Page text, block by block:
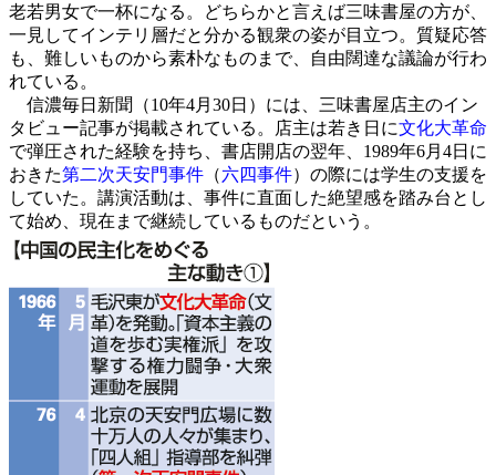
老若男女で一杯になる。どちらかと言えば三味書屋の方が、
一見してインテリ層だと分かる観衆の姿が目立つ。質疑応答
も、難しいものから素朴なものまで、自由闊達な議論が行わ
れている。
信濃毎日新聞（10年4月30日）には、三味書屋店主のイン
タビュー記事が掲載されている。店主は若き日に文化大革命
で弾圧された経験を持ち、書店開店の翌年、1989年6月4日に
おきた第二次天安門事件 （六四事件）の際には学生の支援を
していた。講演活動は、事件に直面した絶望感を踏み台とし
て始め、現在まで継続しているものだという。